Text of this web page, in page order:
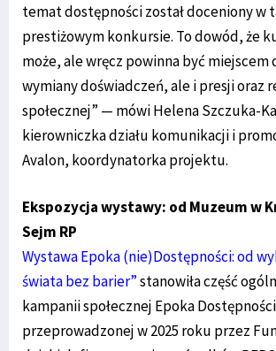
temat dostępności został doceniony w
prestiżowym konkursie. To dowód, że
może, ale wręcz powinna być miejscem
wymiany doświadczeń, ale i presji oraz
społecznej” — mówi Helena Szczuka-
kierowniczka działu komunikacji i
Avalon, koordynatorka projektu.
Ekspozycja wystawy: od Muzeum w
Sejm RP
Wystawa Epoka (nie)Dostępności: od
świata bez barier”stanowiła część
kampanii społecznej Epoka
przeprowadzonej w 2025 roku przez